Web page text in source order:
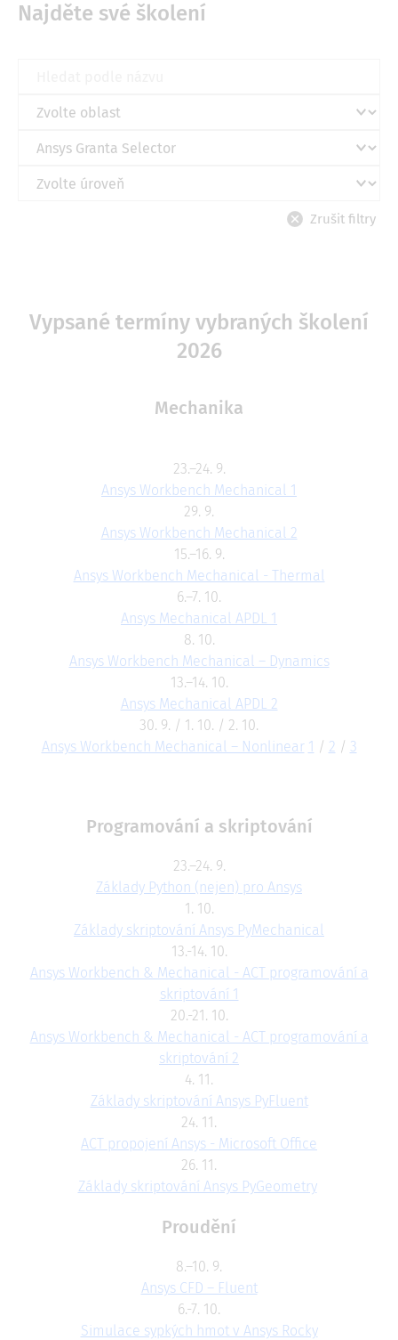
Najděte své školení
Vypsané termíny vybraných školení
2026
Mechanika
23.–24. 9.
Ansys Workbench Mechanical 1
29. 9.
Ansys Workbench Mechanical 2
15.–16. 9.
Ansys Workbench Mechanical - Thermal
6.–7. 10.
Ansys Mechanical APDL 1
8. 10.
Ansys Workbench Mechanical – Dynamics
13.–14. 10.
Ansys Mechanical APDL 2
30. 9. / 1. 10. / 2. 10.
Ansys Workbench Mechanical – Nonlinear 1 / 2 / 3
Programování a skriptování
23.–24. 9.
Základy Python (nejen) pro Ansys
1. 10.
Základy skriptování Ansys PyMechanical
13.-14. 10.
Ansys Workbench & Mechanical - ACT programování a
skriptování 1
20.-21. 10.
Ansys Workbench & Mechanical - ACT programování a
skriptování 2
4. 11.
Základy skriptování Ansys PyFluent
24. 11.
ACT propojení Ansys - Microsoft Office
26. 11.
Základy skriptování Ansys PyGeometry
Proudění
8.–10. 9.
Ansys CFD – Fluent
6.-7. 10.
Simulace sypkých hmot v Ansys Rocky